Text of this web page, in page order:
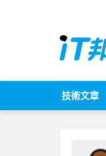
技術文章